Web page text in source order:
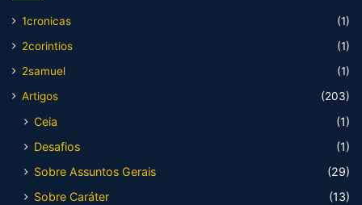
1cronicas
(1)
2corintios
(1)
2samuel
(1)
Artigos
(203)
Ceia
(1)
Desafios
(1)
Sobre Assuntos Gerais
(29)
Sobre Caráter
(13)